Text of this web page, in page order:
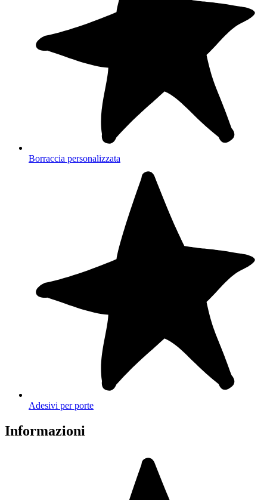
Borraccia personalizzata
Adesivi per porte
Informazioni